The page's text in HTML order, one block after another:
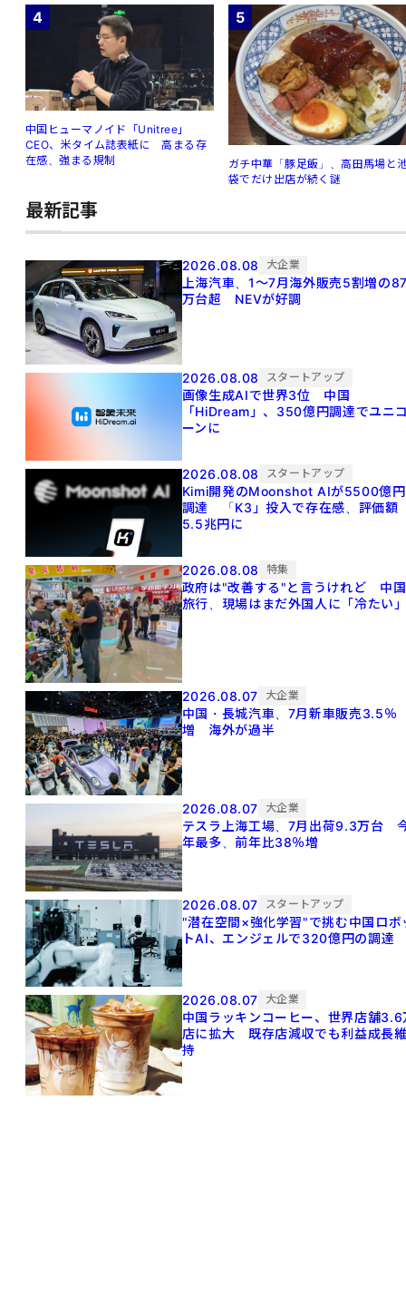
4
中国ヒューマノイド「Unitree」
CEO、米タイム誌表紙に 高まる存
在感、強まる規制
5
ガチ中華「豚足飯」、高田馬場と
袋でだけ出店が続く謎
最新記事
2026.08.08 大企業
上海汽車、1～7月海外販売5割増の
万台超 NEVが好調
2026.08.08 スタートアップ
画像生成AIで世界3位 中国
「HiDream」、350億円調達でユニ
ーンに
2026.08.08 スタートアップ
Kimi開発のMoonshot AIが5500億円
調達 「K3」投入で存在感、評価額
5.5兆円に
2026.08.08 特集
政府は"改善する"と言うけれど 中国
旅行、現場はまだ外国人に「冷たい
2026.08.07 大企業
中国・長城汽車、7月新車販売3.5％
増 海外が過半
2026.08.07 大企業
テスラ上海工場、7月出荷9.3万台
年最多、前年比38％増
2026.08.07 スタートアップ
"潜在空間×強化学習"で挑む中国ロボ
トAI、エンジェルで320億円の調達
2026.08.07 大企業
中国ラッキンコーヒー、世界店舗3.6
店に拡大 既存店減収でも利益成長
持